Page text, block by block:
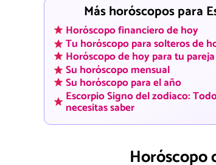
Más horóscopos para
Horóscopo financiero de hoy
Tu horóscopo para solteros de
Horóscopo de hoy para tu pareja
Su horóscopo mensual
Su horóscopo para el año
Escorpio Signo del zodiaco:
necesitas saber
Horóscopo